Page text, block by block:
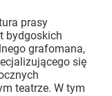
prasy
bydgoskich
grafomana,
się
teatrze. W tym